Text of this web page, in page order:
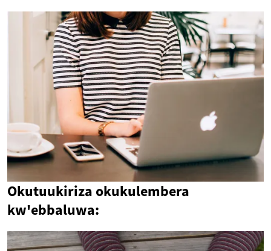
Okutuukiriza okukulembera
kw'ebbaluwa: